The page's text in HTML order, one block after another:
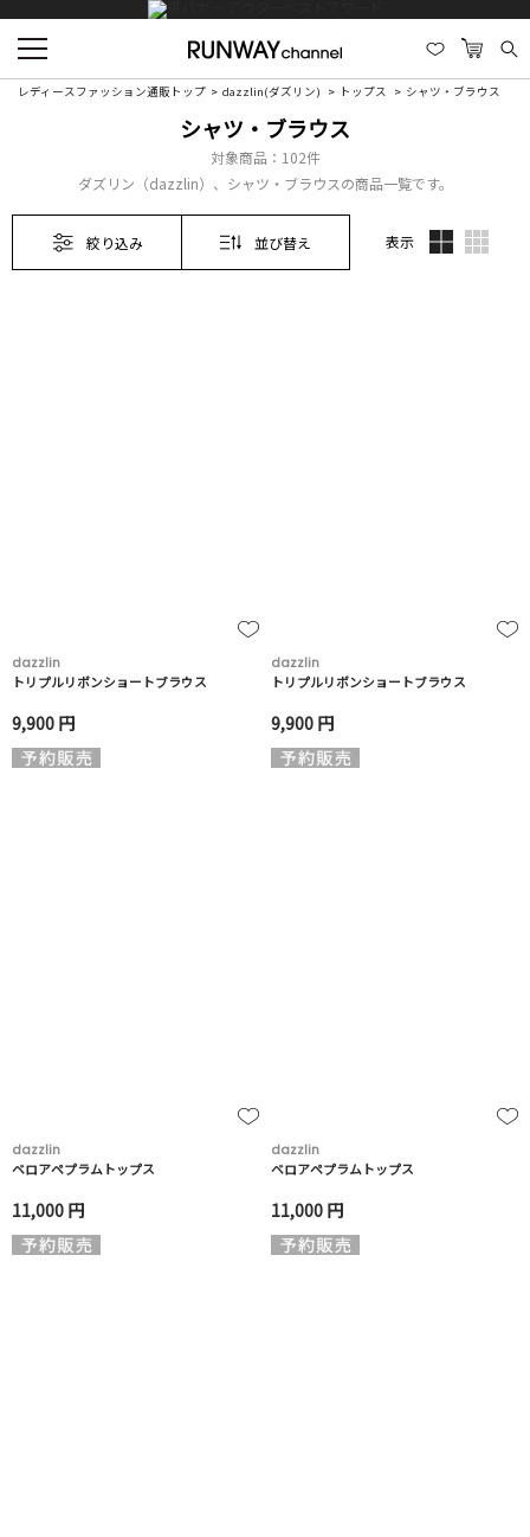
レディースファッション通販トップ dazzlin(ダズリン) トップス シャツ・ブラウス
シャツ・ブラウス
対象商品： 102件
ダズリン（dazzlin）、シャツ・ブラウスの商品一覧です。
絞り込み 並び替え 表示
dazzlin
トリプルリボンショートブラウス
9,900 円
dazzlin
トリプルリボンショートブラウス
9,900 円
dazzlin
ベロアペプラムトップス
11,000 円
dazzlin
ベロアペプラムトップス
11,000 円